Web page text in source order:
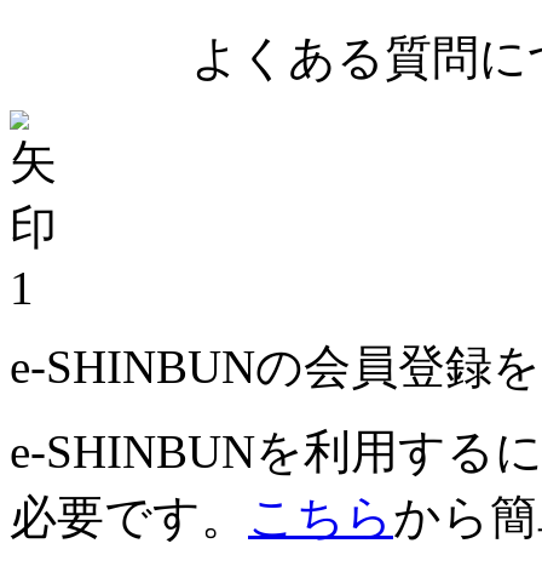
よくある質問に
1
e-SHINBUNの会員登録
e-SHINBUNを利用する
必要です。 こちらから